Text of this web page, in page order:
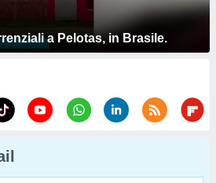
a Pelotas, in Brasile.